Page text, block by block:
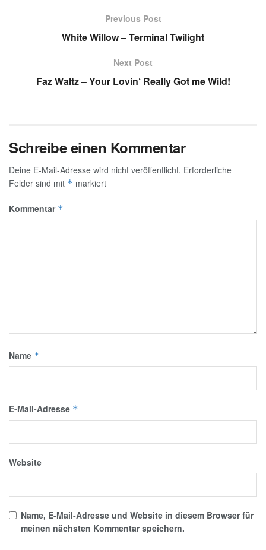
Previous Post
White Willow – Terminal Twilight
Next Post
Faz Waltz – Your Lovin‘ Really Got me Wild!
Schreibe einen Kommentar
Deine E-Mail-Adresse wird nicht veröffentlicht. Erforderliche
Felder sind mit * markiert
Kommentar *
Name *
E-Mail-Adresse *
Website
Name, E-Mail-Adresse und Website in diesem Browser für
meinen nächsten Kommentar speichern.